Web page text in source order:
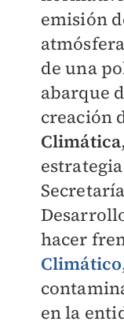
emisión
de una
abarque
creación
Climática
hacer
Climático
en la